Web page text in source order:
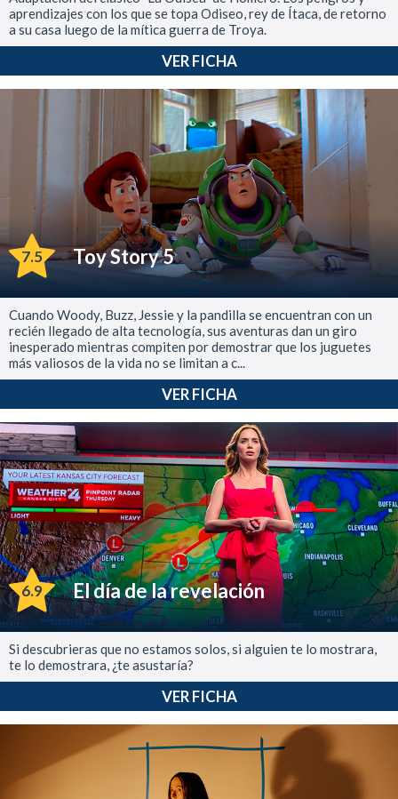
aprendizajes con los que se topa Odiseo, rey de Ítaca, de retorno
a su casa luego de la mítica guerra de Troya.
VER FICHA
7.5 Toy Story 5
Cuando Woody, Buzz, Jessie y la pandilla se encuentran con un
recién llegado de alta tecnología, sus aventuras dan un giro
inesperado mientras compiten por demostrar que los juguetes
más valiosos de la vida no se limitan a c...
VER FICHA
6.9 El día de la revelación
Si descubrieras que no estamos solos, si alguien te lo mostrara,
te lo demostrara, ¿te asustaría?
VER FICHA